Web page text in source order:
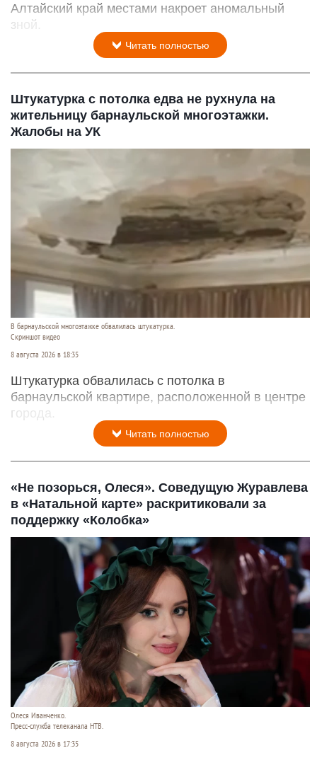
Алтайский край местами накроет аномальный
зной.
Читать полностью
Штукатурка с потолка едва не рухнула на
жительницу барнаульской многоэтажки.
Жалобы на УК
В барнаульской многоэтажке обвалилась штукатурка.
Скриншот видео
8 августа 2026 в 18:35
Штукатурка обвалилась с потолка в
барнаульской квартире, расположенной в центре
города.
Читать полностью
«Не позорься, Олеся». Соведущую Журавлева
в «Натальной карте» раскритиковали за
поддержку «Колобка»
Олеся Иванченко.
Пресс-служба телеканала НТВ.
8 августа 2026 в 17:35